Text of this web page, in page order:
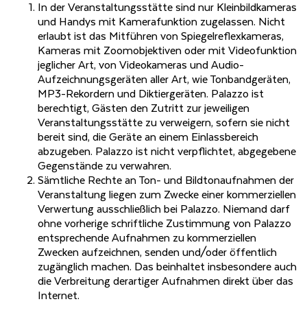
In der Veranstaltungsstätte sind nur Kleinbildkameras
und Handys mit Kamerafunktion zugelassen. Nicht
erlaubt ist das Mitführen von Spiegelreflexkameras,
Kameras mit Zoomobjektiven oder mit Videofunktion
jeglicher Art, von Videokameras und Audio-
Aufzeichnungsgeräten aller Art, wie Tonbandgeräten,
MP3-Rekordern und Diktiergeräten. Palazzo ist
berechtigt, Gästen den Zutritt zur jeweiligen
Veranstaltungsstätte zu verweigern, sofern sie nicht
bereit sind, die Geräte an einem Einlassbereich
abzugeben. Palazzo ist nicht verpflichtet, abgegebene
Gegenstände zu verwahren.
Sämtliche Rechte an Ton- und Bildtonaufnahmen der
Veranstaltung liegen zum Zwecke einer kommerziellen
Verwertung ausschließlich bei Palazzo. Niemand darf
ohne vorherige schriftliche Zustimmung von Palazzo
entsprechende Aufnahmen zu kommerziellen
Zwecken aufzeichnen, senden und/oder öffentlich
zugänglich machen. Das beinhaltet insbesondere auch
die Verbreitung derartiger Aufnahmen direkt über das
Internet.